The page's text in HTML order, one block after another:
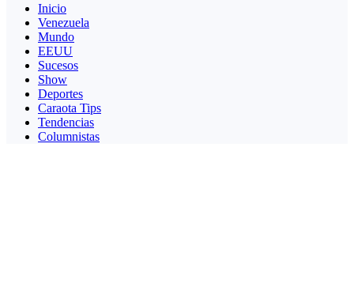
Inicio
Venezuela
Mundo
EEUU
Sucesos
Show
Deportes
Caraota Tips
Tendencias
Columnistas